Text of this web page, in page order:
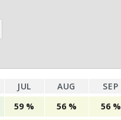
JUL AUG SEP
59 % 56 % 56 %